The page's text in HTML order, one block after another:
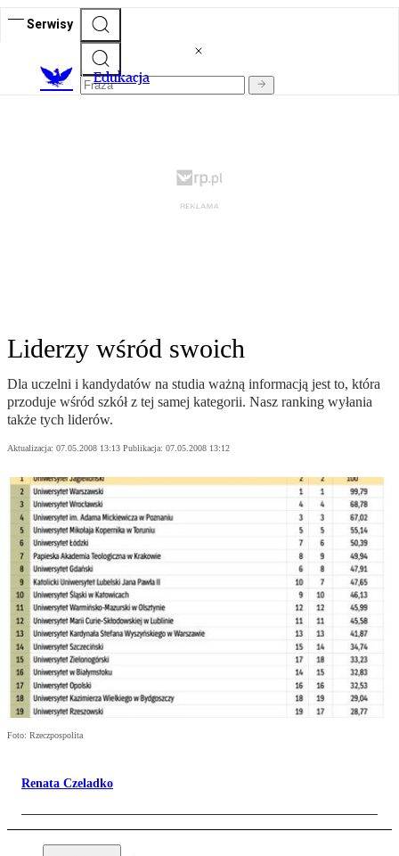
Serwisy
Edukacja
Liderzy wśród swoich
Dla uczelni i kandydatów na studia ważną informacją jest to, która
przoduje wśród szkół z tej samej kategorii. Nasz ranking wyłania
także tych liderów.
Aktualizacja: 07.05.2008 13:13 Publikacja: 07.05.2008 13:12
Foto: Rzeczpospolita
Renata Czeladko